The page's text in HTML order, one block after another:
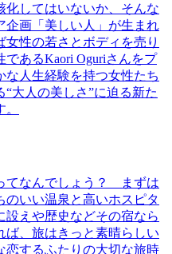
化してはいないか、そんな
企画「美しい人」が生まれ
女性の若さとボディを売り
あるKaori Oguriさんをプ
な人生経験を持つ女性たち
大人の美しさ”に迫る新た
てなんでしょう？ まずは
いい温泉と高いホスピタ
設えや歴史などその宿なら
ば、旅はきっと素晴らしい
恋するふたりの大切な旅時